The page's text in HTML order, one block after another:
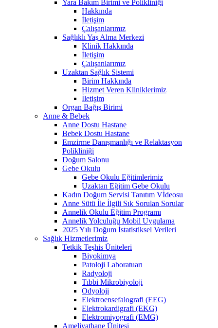
Yara Bakım Birimi ve Polikliniği
Hakkında
İletişim
Çalışanlarımız
Sağlıklı Yaş Alma Merkezi
Klinik Hakkında
İletişim
Çalışanlarımız
Uzaktan Sağlık Sistemi
Birim Hakkında
Hizmet Veren Kliniklerimiz
İletişim
Organ Bağış Birimi
Anne & Bebek
Anne Dostu Hastane
Bebek Dostu Hastane
Emzirme Danışmanlığı ve Relaktasyon
Polikliniği
Doğum Salonu
Gebe Okulu
Gebe Okulu Eğitimlerimiz
Uzaktan Eğitim Gebe Okulu
Kadın Doğum Servisi Tanıtım Vİdeosu
Anne Sütü İle İlgili Sık Sorulan Sorular
Annelik Okulu Eğitim Programı
Annelik Yolculuğu Mobil Uygulama
2025 Yılı Doğum İstatistiksel Verileri
Sağlık Hizmetlerimiz
Tetkik Teşhis Üniteleri
Biyokimya
Patoloji Laboratuarı
Radyoloji
Tıbbi Mikrobiyoloji
Odyoloji
Elektroensefalografi (EEG)
Elektrokardigrafi (EKG)
Elektromiyografi (EMG)
Ameliyathane Ünitesi